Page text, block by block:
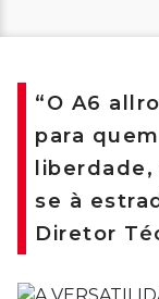
“O A6
para
se à
Diretor